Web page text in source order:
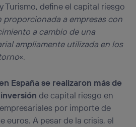
Turismo, define el capital riesgo
proporcionada a empresas con
a cambio de una
ampliamente utilizada en los
«.
España se realizaron más de
de capital riesgo en
por importe de
euros. A pesar de la crisis, el